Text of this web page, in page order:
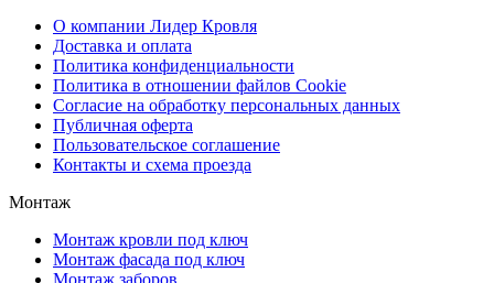
О компании Лидер Кровля
Доставка и оплата
Политика конфиденциальности
Политика в отношении файлов Cookie
Согласие на обработку персональных данных
Публичная оферта
Пользовательское соглашение
Контакты и схема проезда
Монтаж
Монтаж кровли под ключ
Монтаж фасада под ключ